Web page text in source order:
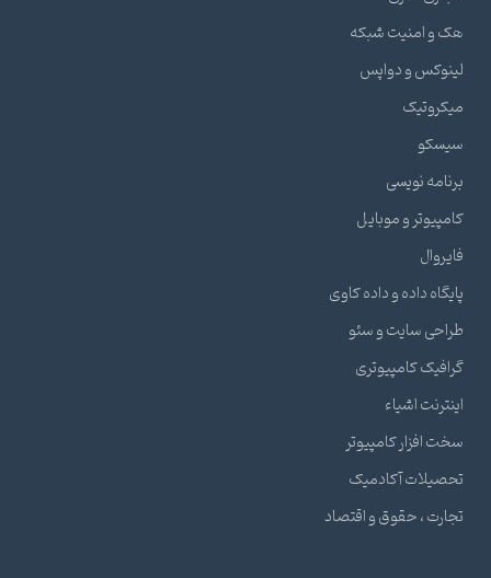
هک و امنیت شبکه
لینوکس و دواپس
میکروتیک
سیسکو
برنامه نویسی
کامپیوتر و موبایل
فایروال
پایگاه داده و داده کاوی
طراحی سایت و سئو
گرافیک کامپیوتری
اینترنت اشیاء
سخت افزار کامپیوتر
تحصیلات آکادمیک
تجارت ، حقوق و اقتصاد